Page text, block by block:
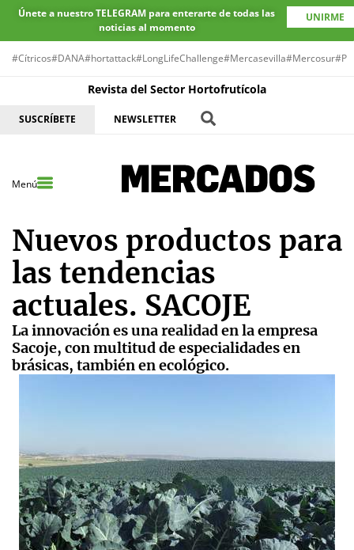
Únete a nuestro TELEGRAM para enterarte de todas las
noticias al momento
UNIRME
#Cítricos#DANA#hortattack#LongLifeChallenge#Mercasevilla#Mercosur
Revista del Sector Hortofrutícola
SUSCRÍBETE NEWSLETTER
Menú
Nuevos productos para
las tendencias
actuales. SACOJE
La innovación es una realidad en la empresa
Sacoje, con multitud de especialidades en
brásicas, también en ecológico.